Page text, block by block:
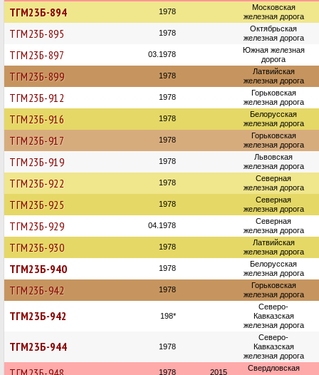
ТГМ23Б-894 1978
Московская
железная дорога
ТГМ23Б-895 1978
Октябрьская
железная дорога
ТГМ23Б-897 03.1978
Южная железная
дорога
ТГМ23Б-899 1978
Латвийская
железная дорога
ТГМ23Б-912 1978
Горьковская
железная дорога
ТГМ23Б-916 1978
Белорусская
железная дорога
ТГМ23Б-917 1978
Горьковская
железная дорога
ТГМ23Б-919 1978
Львовская
железная дорога
ТГМ23Б-922 1978
Северная
железная дорога
ТГМ23Б-925 1978
Северная
железная дорога
ТГМ23Б-929 04.1978
Северная
железная дорога
ТГМ23Б-930 1978
Латвийская
железная дорога
ТГМ23Б-940 1978
Белорусская
железная дорога
ТГМ23Б-942 1978
Горьковская
железная дорога
ТГМ23Б-942 198*
Северо-
Кавказская
железная дорога
ТГМ23Б-944 1978
Северо-
Кавказская
железная дорога
1978 2015
Свердловская